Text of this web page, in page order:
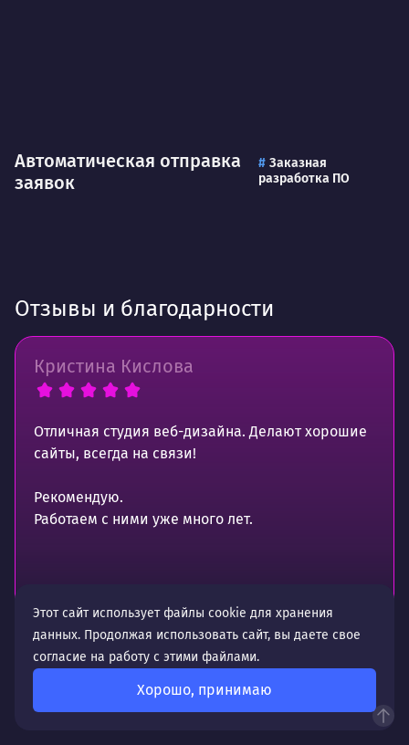
Автоматическая отправка
заявок
Заказная
разработка ПО
Отзывы и благодарности
Кристина Кислова
Отличная студия веб-дизайна. Делают хорошие
сайты, всегда на связи!
Рекомендую.
Работаем с ними уже много лет.
Источник отзыва —
Этот сайт использует файлы cookie для хранения
данных. Продолжая использовать сайт, вы даете свое
согласие на работу с этими файлами.
Хорошо, принимаю